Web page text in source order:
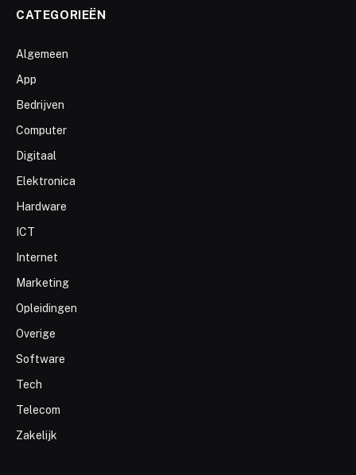
CATEGORIEËN
Algemeen
App
Bedrijven
Computer
Digitaal
Elektronica
Hardware
ICT
Internet
Marketing
Opleidingen
Overige
Software
Tech
Telecom
Zakelijk